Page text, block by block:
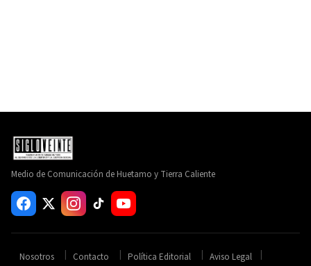
Medio de Comunicación de Huetamo y Tierra Caliente
Nosotros Contacto Política Editorial Aviso Legal